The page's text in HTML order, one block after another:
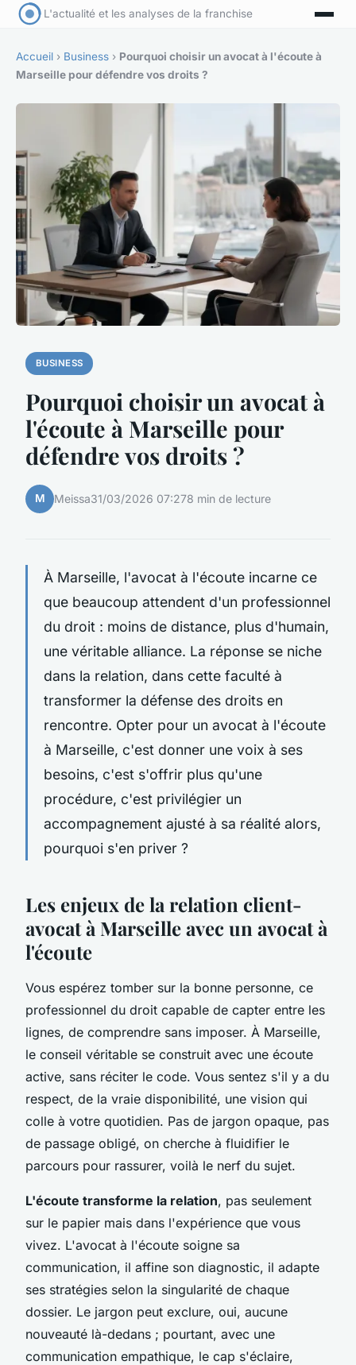
L'actualité et les analyses de la franchise
Accueil › Business › Pourquoi choisir un avocat à l'écoute à
Marseille pour défendre vos droits ?
BUSINESS
Pourquoi choisir un avocat à
l'écoute à Marseille pour
défendre vos droits ?
M Meissa31/03/2026 07:278 min de lecture
À Marseille, l'avocat à l'écoute incarne ce
que beaucoup attendent d'un professionnel
du droit : moins de distance, plus d'humain,
une véritable alliance. La réponse se niche
dans la relation, dans cette faculté à
transformer la défense des droits en
rencontre. Opter pour un avocat à l'écoute
à Marseille, c'est donner une voix à ses
besoins, c'est s'offrir plus qu'une
procédure, c'est privilégier un
accompagnement ajusté à sa réalité alors,
pourquoi s'en priver ?
Les enjeux de la relation client-
avocat à Marseille avec un avocat à
l'écoute
Vous espérez tomber sur la bonne personne, ce
professionnel du droit capable de capter entre les
lignes, de comprendre sans imposer. À Marseille,
le conseil véritable se construit avec une écoute
active, sans réciter le code. Vous sentez s'il y a du
respect, de la vraie disponibilité, une vision qui
colle à votre quotidien. Pas de jargon opaque, pas
de passage obligé, on cherche à fluidifier le
parcours pour rassurer, voilà le nerf du sujet.
L'écoute transforme la relation, pas seulement
sur le papier mais dans l'expérience que vous
vivez. L'avocat à l'écoute soigne sa
communication, il affine son diagnostic, il adapte
ses stratégies selon la singularité de chaque
dossier. Le jargon peut exclure, oui, aucune
nouveauté là-dedans ; pourtant, avec une
communication empathique, le cap s'éclaire,